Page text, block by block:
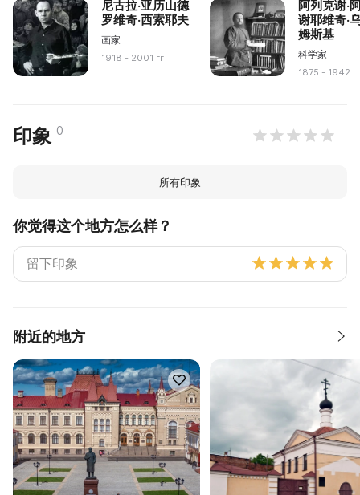
尼古拉·亚历山德
罗维奇·西索耶夫
画家
1918 - 2001 гг
阿列克谢·
谢耶维奇·
姆斯基
科学家
1875 - 1942
印象 0
所有印象
你觉得这个地方怎么样？
附近的地方